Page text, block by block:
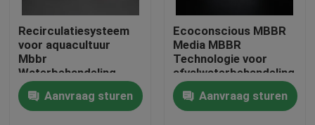
Huis
Recirculatiesysteem
voor aquacultuur
Mbbr
Waterbehandeling
Drijvende drager
Aanvraag sturen
Ecoconscious MBBR
Media MBBR
Technologie voor
afvalwaterbehandeling
Aanvraag sturen